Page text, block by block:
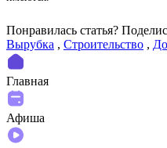
Понравилась статья?
Вырубка , Строительство ,
Главная
Афиша